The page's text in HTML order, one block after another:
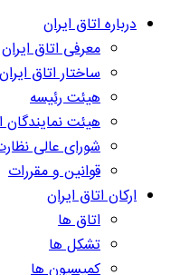
درباره اتاق ایران
معرفی اتاق ایران
ساختار اتاق ایران
هیئت رئیسه
هیئت نمایندگان
شورای عالی
قوانین و مقررات
ارکان اتاق ایران
اتاق ها
تشکل ها